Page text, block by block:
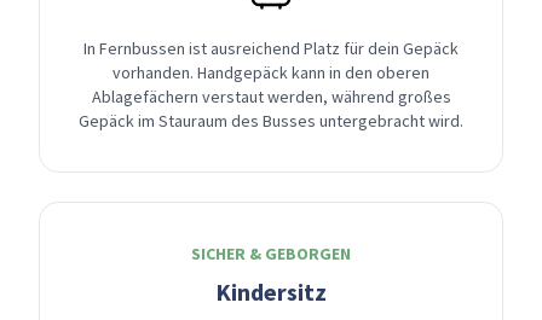
In Fernbussen ist ausreichend Platz für dein Gepäck
vorhanden. Handgepäck kann in den oberen
Ablagefächern verstaut werden, während großes
Gepäck im Stauraum des Busses untergebracht wird.
SICHER & GEBORGEN
Kindersitz